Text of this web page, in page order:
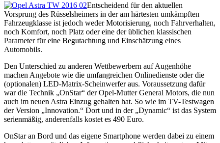
Entscheidend für den aktuellen
Vorsprung des Rüsselsheimers in der am härtesten umkämpften
Fahrzeugklasse ist jedoch weder Motorisierung, noch Fahrverhalten,
noch Komfort, noch Platz oder eine der üblichen klassischen
Parameter für eine Begutachtung und Einschätzung eines
Automobils.
Den Unterschied zu anderen Wettbewerbern auf Augenhöhe
machen Angebote wie die umfangreichen Onlinedienste oder die
(optionalen) LED-Matrix-Scheinwerfer aus. Voraussetzung dafür
war die Technik „OnStar“ der Opel-Mutter General Motors, die nun
auch im neuen Astra Einzug gehalten hat. So wie im TV-Testwagen
der Version „Innovation.“ Dort und in der „Dynamic“ ist das System
serienmäßig, anderenfalls kostet es 490 Euro.
OnStar an Bord und das eigene Smartphone werden dabei zu einem